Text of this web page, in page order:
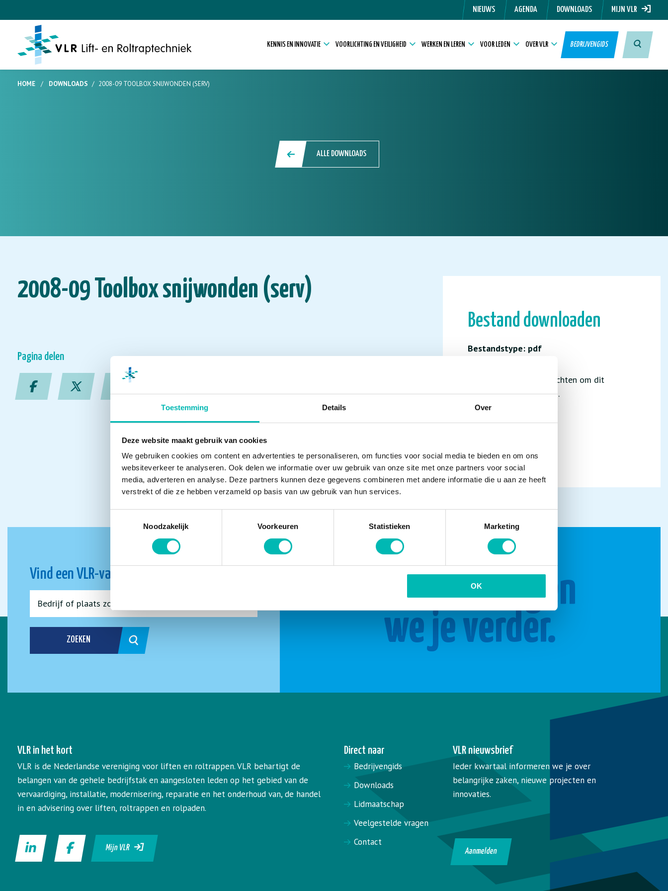
Toestemming Details Over
Deze website maakt gebruik van cookies
We gebruiken cookies om content en advertenties te personaliseren, om functies voor social media te bieden en om ons
websiteverkeer te analyseren. Ook delen we informatie over uw gebruik van onze site met onze partners voor social
media, adverteren en analyse. Deze partners kunnen deze gegevens combineren met andere informatie die u aan ze heeft
verstrekt of die ze hebben verzameld op basis van uw gebruik van hun services.
Noodzakelijk
Voorkeuren Statistieken Marketing
OK
NIEUWS AGENDA DOWNLOADS MIJN VLR
KENNIS EN INNOVATIE VOORLICHTING EN VEILIGHEID WERKEN EN LEREN VOOR LEDEN OVER VLR BEDRIJVENGIDS
HOME / DOWNLOADS / 2008-09 TOOLBOX SNIJWONDEN (SERV)
ALLE DOWNLOADS
2008-09 Toolbox snijwonden (serv)
Pagina delen
Bestand downloaden
Bestandstype: pdf
Je hebt niet de juiste rechten om dit
bestand te downloaden.
Vind een VLR-vakbedrijf bij jou in de buurt
ZOEKEN
Samen brengen
we je verder.
VLR in het kort
VLR is de Nederlandse vereniging voor liften en roltrappen. VLR behartigt de
belangen van de gehele bedrijfstak en aangesloten leden op het gebied van de
vervaardiging, installatie, modernisering, reparatie en het onderhoud van, de handel
in en advisering over liften, roltrappen en rolpaden.
Mijn VLR
Direct naar
Bedrijvengids
Downloads
Lidmaatschap
Veelgestelde vragen
Contact
VLR nieuwsbrief
Ieder kwartaal informeren we je over
belangrijke zaken, nieuwe projecten en
innovaties.
Aanmelden